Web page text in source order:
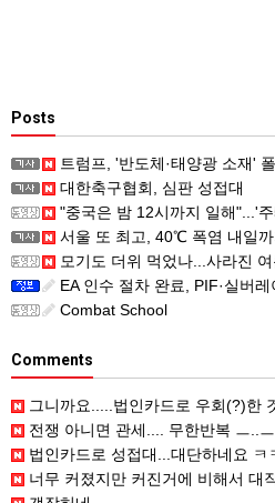
Posts
트럼프, '반도체·태양광 소재' 폴리실리콘 파
대한축구협회, 심판 성접대
"중국은 밤 12시까지 일해"...'
서울 또 최고, 40℃ 폭염 내일
모기도 더위 먹었나...사라진
EA 인수 절차 완료, PIF·실버
Combat School
Comments
그니까요.....법인카드로 우회(?)한 것도
전쟁 아니면 관세.... 무한반복 ㅡ..ㅡ
법인카드로 성접대...대단하네요 ㅋ
너무 커졌지만 커진거에 비해서 대